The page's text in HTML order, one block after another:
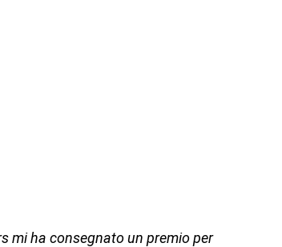
mi ha consegnato un premio per